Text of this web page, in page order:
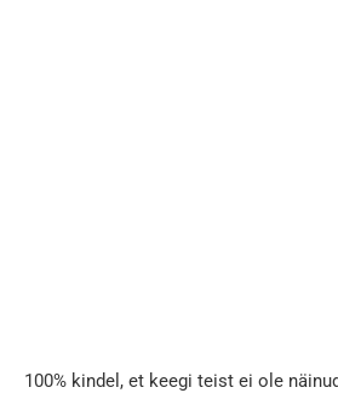
100% kindel, et keegi teist ei ole